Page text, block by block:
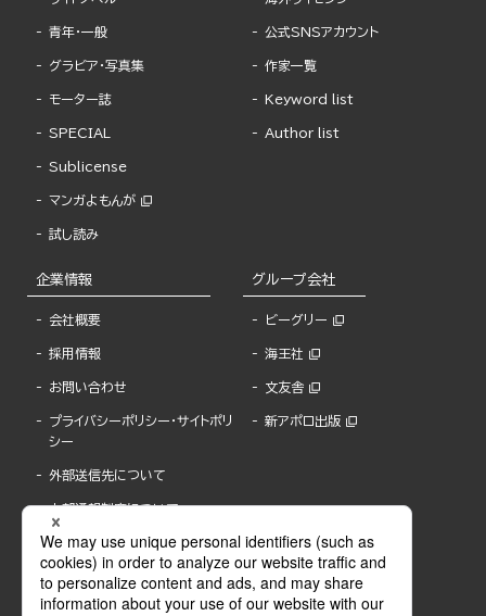
青年・一般
グラビア・写真集
モーター誌
SPECIAL
Sublicense
マンガよもんが
試し読み
公式SNSアカウント
作家一覧
Keyword list
Author list
企業情報
会社概要
採用情報
お問い合わせ
プライバシーポリシー・サイトポリ
シー
外部送信先について
内部通報制度について
グループ会社
ビーグリー
海王社
文友舎
新アポロ出版